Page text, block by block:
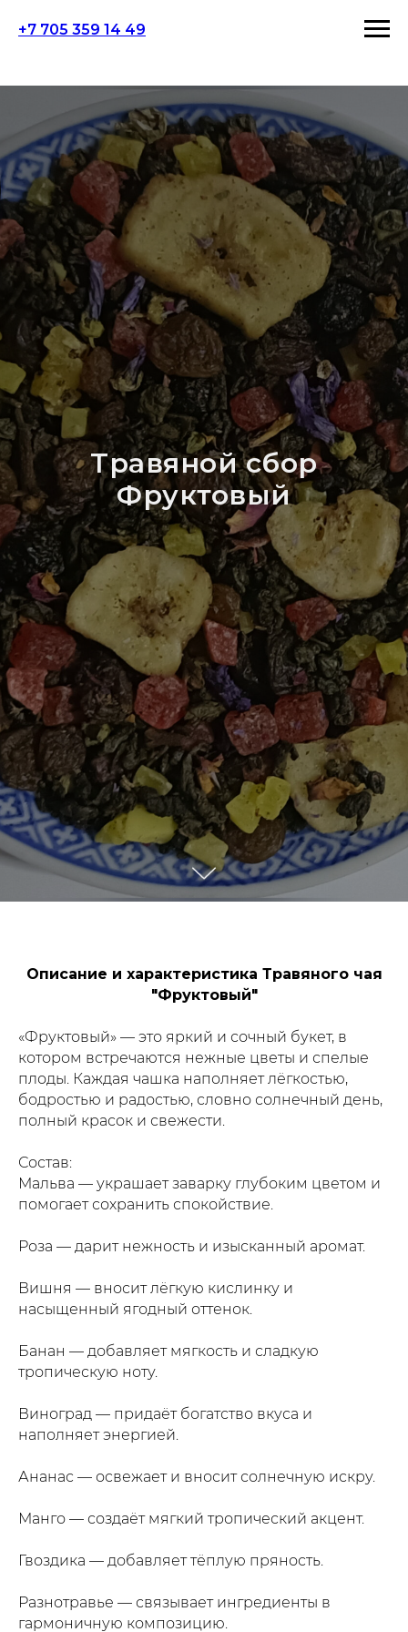
+7 705 359 14 49
Травяной сбор
Фруктовый
Описание и характеристика Травяного чая
"Фруктовый"
«Фруктовый» — это яркий и сочный букет, в
котором встречаются нежные цветы и спелые
плоды. Каждая чашка наполняет лёгкостью,
бодростью и радостью, словно солнечный день,
полный красок и свежести.
Состав:
Мальва — украшает заварку глубоким цветом и
помогает сохранить спокойствие.
Роза — дарит нежность и изысканный аромат.
Вишня — вносит лёгкую кислинку и
насыщенный ягодный оттенок.
Банан — добавляет мягкость и сладкую
тропическую ноту.
Виноград — придаёт богатство вкуса и
наполняет энергией.
Ананас — освежает и вносит солнечную искру.
Манго — создаёт мягкий тропический акцент.
Гвоздика — добавляет тёплую пряность.
Разнотравье — связывает ингредиенты в
гармоничную композицию.